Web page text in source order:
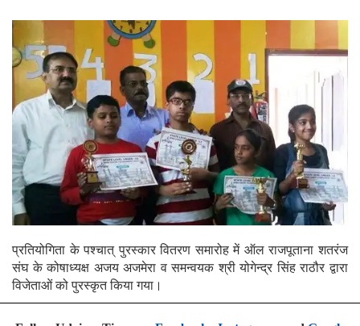
प्रतियोगिता के पश्चात् पुरस्कार वितरण समारोह में ऑल राजपूताना शतरंज
संघ के कोषाध्यक्ष अजय अजमेरा व समन्वयक श्री योगेन्द्र सिंह राठौर द्वारा
विजेताओं को पुरस्कृत किया गया।